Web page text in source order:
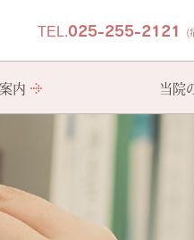
TEL.025-255-2121 (
フロアマップ
内
医療費について
当院
抵抗性統合失調症治療